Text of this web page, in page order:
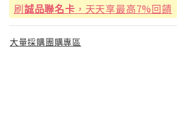
刷誠品聯名卡 ，天天享最高7%回饋
大量採購團購專區